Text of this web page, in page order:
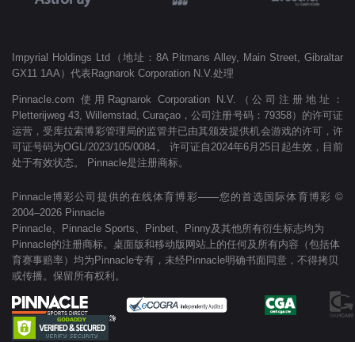
Impyrial Holdings Ltd（地址：8A Pitmans Alley, Main Street, Gibraltar
GX11 1AA）代表Ragnarok Corporation N.V.处理
Pinnacle.com 使用Ragnarok Corporation N.V.（公司注册地址：
Pletterijweg 43, Willemstad, Curaçao，公司注册号码：79358）的许可证
运营，受库拉索博彩管理局的监管并已由其颁发提供机会游戏的许可，许
可证号码为OGL/2023/105/0084。 许可证自2024年6月25日起生效，目前
处于有效状态。 Pinnacle是注册商标。
Pinnacle博彩公司提供的在线体育博彩——您的首选国际体育博彩 ©
2004–2026 Pinnacle
Pinnacle、Pinnacle Sports、Pinbet、Pinny及其他所有衍生标志均为
Pinnacle的注册商标。桌面版和移动版网站上的任何及所有内容（包括体
育赛事赔率）均为Pinnacle专有，未经Pinnacle明确书面同意，不得拷贝
或传播。保留所有权利。